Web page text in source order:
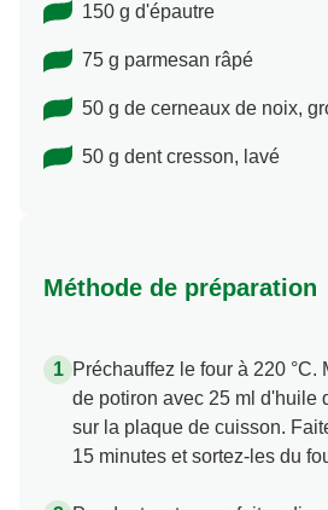
150 g d'épautre
75 g parmesan râpé
50 g de cerneaux de noix,
50 g dent cresson, lavé
Méthode de préparation
Préchauffez le four à 220 °C.
de potiron avec 25 ml d'huile
sur la plaque de cuisson.
15 minutes et sortez-les du